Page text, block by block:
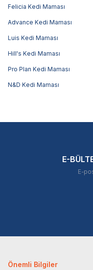
Felicia Kedi Maması
Advance Kedi Maması
Luis Kedi Maması
Hill's Kedi Maması
Pro Plan Kedi Maması
N&D Kedi Maması
E-
Önemli Bilgiler